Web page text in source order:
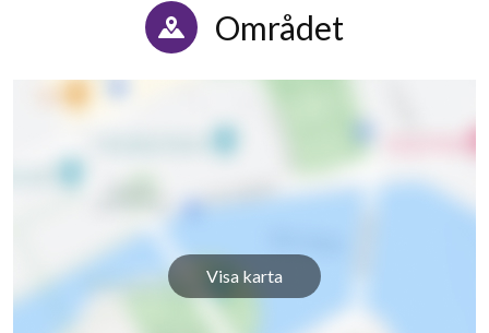
10
Området
Visa karta